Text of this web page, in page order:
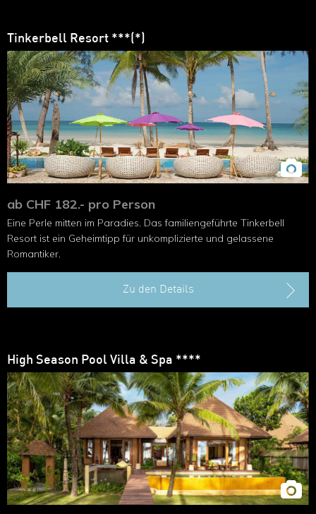
Tinkerbell Resort ***(*)
ab CHF 182.- pro Person
Eine Perle mitten im Paradies. Das familiengeführte Tinkerbell
Resort ist ein Geheimtipp für unkomplizierte und ge­lassene
Romantiker.
Zu den Details
High Season Pool Villa & Spa ****